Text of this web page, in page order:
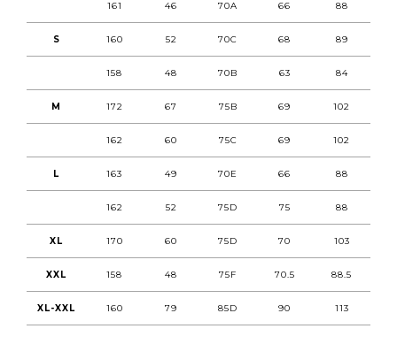
161 46 70A 66 88
S 160 52 70C 68 89
158 48 70B 63 84
M 172 67 75B 69 102
162 60 75C 69 102
L 163 49 70E 66 88
162 52 75D 75 88
XL 170 60 75D 70 103
XXL 158 48 75F 70.5 88.5
XL-XXL 160 79 85D 90 113